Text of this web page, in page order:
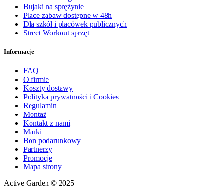
Bujaki na sprężynie
Place zabaw dostępne w 48h
Dla szkół i placówek publicznych
Street Workout sprzęt
Informacje
FAQ
O firmie
Koszty dostawy
Polityka prywatności i Cookies
Regulamin
Montaż
Kontakt z nami
Marki
Bon podarunkowy
Partnerzy
Promocje
Mapa strony
Active Garden © 2025